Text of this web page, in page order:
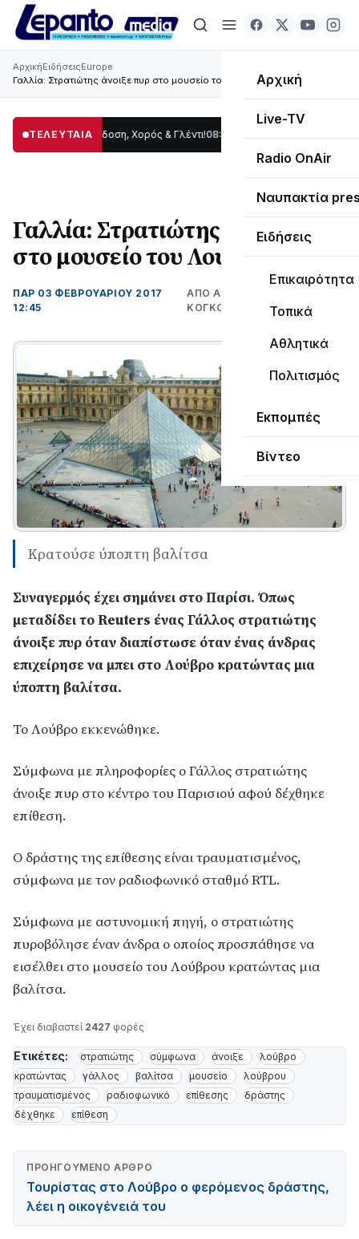
Αρχική
Live-TV
Radio OnAir
Ναυπακτία
Ειδήσεις
Επικαιρότητα
Τοπικά
Αθλητικά
Πολιτισμός
Εκπομπές
Βίντεο
ΑρχικήΕιδήσειςEurope
Γαλλία: Στρατιώτης άνοιξε πυρ στο μουσείο του Λούβρου
ΤΕΛΕΥΤΑΙΑ
Παράδοση, Χορός & Γλέντι! 08:41 ΤΟ ΠΑΡΤΥ ΣΥΝΕΧΙΖΕΤΑΙ…
Γαλλία: Στρατιώτης άνοιξε πυρ
στο μουσείο του Λούβρου
ΠΑΡ 03 ΦΕΒΡΟΥΑΡΊΟΥ 2017
12:45
ΑΠΌ ΑΛΈΞΑΝΔΡΟΣ
ΚΟΓΚΌΛΗΣ
Κρατούσε ύποπτη βαλίτσα
Συναγερμός έχει σημάνει στο Παρίσι. Όπως
μεταδίδει το Reuters ένας Γάλλος στρατιώτης
άνοιξε πυρ όταν διαπίστωσε όταν ένας άνδρας
επιχείρησε να μπει στο Λούβρο κρατώντας μια
ύποπτη βαλίτσα.
Το Λούβρο εκκενώθηκε.
Σύμφωνα με πληροφορίες ο Γάλλος στρατιώτης
άνοιξε πυρ στο κέντρο του Παρισιού αφού δέχθηκε
επίθεση.
Ο δράστης της επίθεσης είναι τραυματισμένος,
σύμφωνα με τον ραδιοφωνικό σταθμό RTL.
Σύμφωνα με αστυνομική πηγή, ο στρατιώτης
πυροβόλησε έναν άνδρα ο οποίος προσπάθησε να
εισέλθει στο μουσείο του Λούβρου κρατώντας μια
βαλίτσα.
Έχει διαβαστεί 2427 φορές
Ετικέτες: στρατιώτης σύμφωνα άνοιξε
λούβρο
κρατώντας
γάλλος βαλίτσα μουσείο
λούβρου
τραυματισμένος
ραδιοφωνικό επίθεσης
δράστης
δέχθηκε
επίθεση
ΠΡΟΗΓΟΎΜΕΝΟ ΆΡΘΡΟ
Τουρίστας στο Λούβρο ο φερόμενος δράστης,
λέει η οικογένειά του